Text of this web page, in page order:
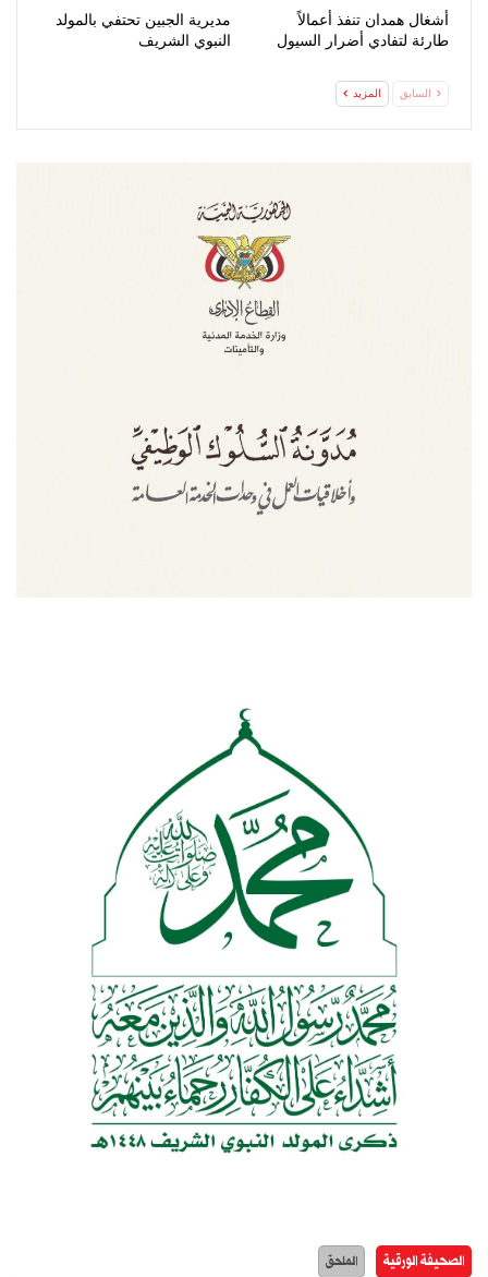
أشغال همدان تنفذ أعمالاً
طارئة لتفادي أضرار السيول
مديرية الجبين تحتفي بالمولد
النبوي الشريف
السابق المزيد
الصحيفة الورقية الملحق